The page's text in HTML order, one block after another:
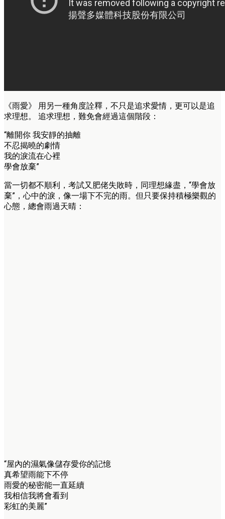
《雨愛》 用另一種角度詮釋，不只是追求愛情，更可以是追
求理想。 追求理想，難免會經過這個階段：
“離開你 我安靜的抽離
不忍揭曉的劇情
我的淚流在心裡
學會放棄”
當一切都不順利，考試又肥佬失敗時，同理想緣盡，“學會放
棄”，心中的淚，像一場下不完的雨。但只要保持積極樂觀的
心態，總會雨過天晴：
“屋內的濕氣像儲存愛你的記憶
真希望雨能下不停
雨愛的秘密能一直延續
我相信我將會看到
彩虹的美麗”